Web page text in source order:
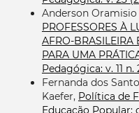
Anderson Oramisio
PROFESSORES À
AFRO-BRASILEIRA
PARA UMA
Pedagógica: v. 11
Fernanda dos
Kaefer, Política de
Educação Popular: